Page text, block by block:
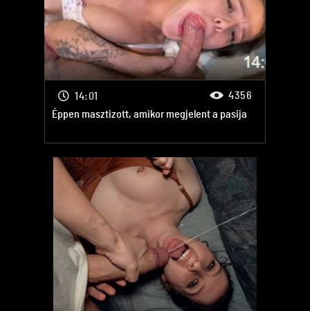
Éppen masztizott, amikor megjelent a pasija
14:01 4356